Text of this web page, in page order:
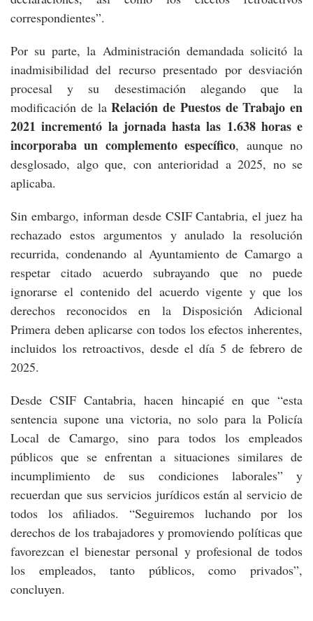
correspondientes”.
Por su parte, la Administración demandada solicitó la
inadmisibilidad del recurso presentado por desviación
procesal y su desestimación alegando que la
modificación de laRelación de Puestos de Trabajo en
2021 incrementó la jornada hasta las 1.638 horas e
incorporaba un complemento específico, aunque no
desglosado, algo que, con anterioridad a 2025, no se
aplicaba.
Sin embargo, informan desde CSIF Cantabria, el juez ha
rechazado estos argumentos y anulado la resolución
recurrida, condenando al Ayuntamiento de Camargo a
respetar citado acuerdo subrayando que no puede
ignorarse el contenido del acuerdo vigente y que los
derechos reconocidos en la Disposición Adicional
Primera deben aplicarse con todos los efectos inherentes,
incluidos los retroactivos, desde el día 5 de febrero de
2025.
Desde CSIF Cantabria, hacen hincapié en que “esta
sentencia supone una victoria, no solo para la Policía
Local de Camargo, sino para todos los empleados
públicos que se enfrentan a situaciones similares de
incumplimiento de sus condiciones laborales” y
recuerdan que sus servicios jurídicos están al servicio de
todos los afiliados. “Seguiremos luchando por los
derechos de los trabajadores y promoviendo políticas que
favorezcan el bienestar personal y profesional de todos
los empleados, tanto públicos, como privados”,
concluyen.